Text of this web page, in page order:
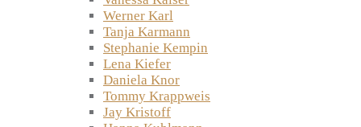
Werner Karl
Tanja Karmann
Stephanie Kempin
Lena Kiefer
Daniela Knor
Tommy Krappweis
Jay Kristoff